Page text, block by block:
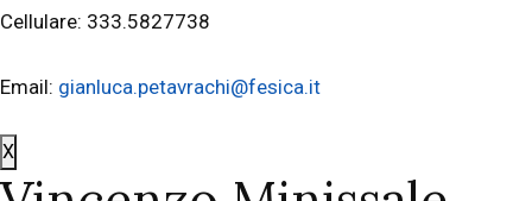
Cellulare: 333.5827738
Email: gianluca.petavrachi@fesica.it
X